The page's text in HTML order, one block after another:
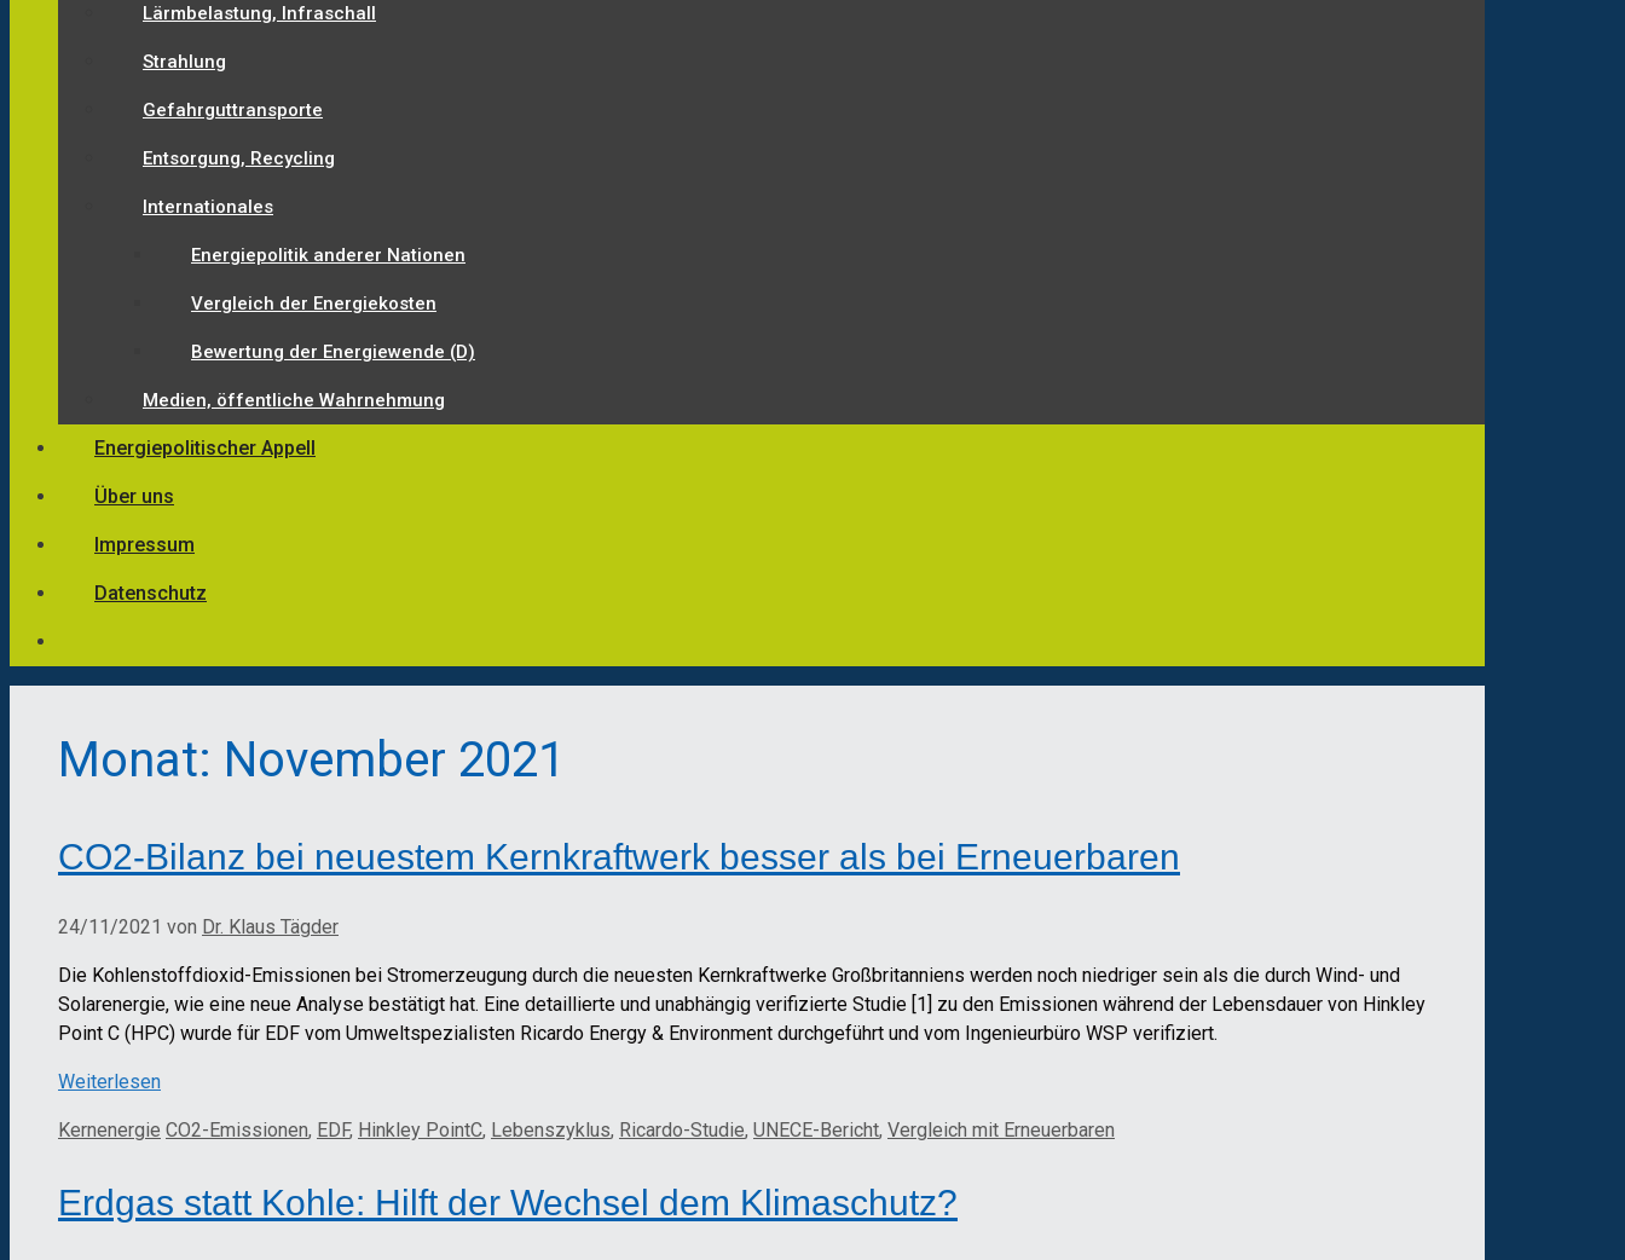
Lärmbelastung, Infraschall
Strahlung
Gefahrguttransporte
Entsorgung, Recycling
Internationales
Energiepolitik anderer Nationen
Vergleich der Energiekosten
Bewertung der Energiewende (D)
Medien, öffentliche Wahrnehmung
Energiepolitischer Appell
Über uns
Impressum
Datenschutz
Monat: November 2021
CO2-Bilanz bei neuestem Kernkraftwerk besser als bei Erneuerbaren
24/11/2021 von Dr. Klaus Tägder
Die Kohlenstoffdioxid-Emissionen bei Stromerzeugung durch die neuesten Kernkraftwerke Großbritanniens werden noch niedriger sein als die durch Wind- und
Solarenergie, wie eine neue Analyse bestätigt hat. Eine detaillierte und unabhängig verifizierte Studie [1] zu den Emissionen während der Lebensdauer von Hinkley
Point C (HPC) wurde für EDF vom Umweltspezialisten Ricardo Energy & Environment durchgeführt und vom Ingenieurbüro WSP verifiziert.
Weiterlesen
Kategorien
Kernenergie Schlagwörter
CO2-Emissionen, EDF, Hinkley PointC, Lebenszyklus, Ricardo-Studie, UNECE-Bericht, Vergleich mit Erneuerbaren
Erdgas statt Kohle: Hilft der Wechsel dem Klimaschutz?